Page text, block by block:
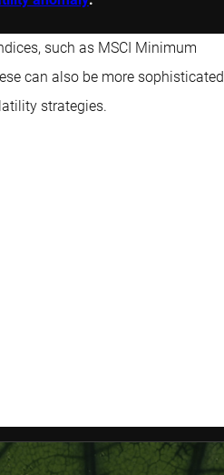
such as MSCI Minimum
can also be more sophisticated
strategies.